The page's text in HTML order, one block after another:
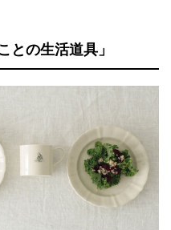
との生活道具」